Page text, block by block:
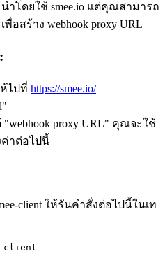
โดยใช้ smee.io แต่คุณสามารถ
สร้าง webhook proxy URL
ไปที่ https://smee.io/
proxy URL" คุณจะใช้
าต่อไปนี้
client ให้รันคำสั่งต่อไปนี้ในเท
client